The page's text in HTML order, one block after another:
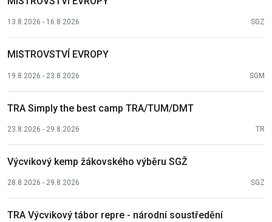
13.8.2026 - 16.8.2026 SGZ
MISTROVSTVÍ EVROPY
19.8.2026 - 23.8.2026 SGM
TRA Simply the best camp TRA/TUM/DMT
23.8.2026 - 29.8.2026 TR
Výcvikový kemp žákovského výběru SGŽ
28.8.2026 - 29.8.2026 SGZ
TRA Výcvikový tábor repre - národní soustředění